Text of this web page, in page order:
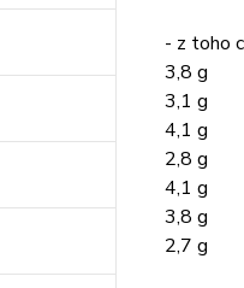
- z toho
3,8 g
3,1 g
4,1 g
2,8 g
4,1 g
3,8 g
2,7 g